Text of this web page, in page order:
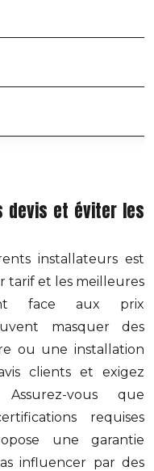
devis et éviter les
installateurs est
tarif et les meilleures
face aux prix
masquer des
ou une installation
clients et exigez
vous que
requises
une garantie
influencer par des